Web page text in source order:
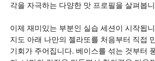
각을 자극하는 다양한 맛 프로필을 살펴봅
이제 재미있는 부분인 실습 세션이 시작됩
지도 아래 나만의 젤라또를 처음부터 직접
기회가 주어집니다. 베이스를 섞는 것부터